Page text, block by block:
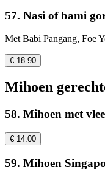
57. Nasi of bami
Met Babi Pangang, Foe
€ 18.90
Mihoen
58. Mihoen met
€ 14.00
59. Mihoen